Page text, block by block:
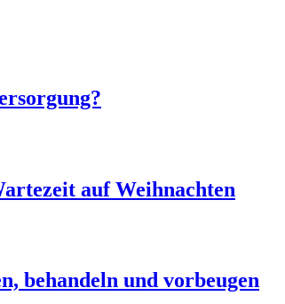
auf Weihnachten
behandeln und vorbeugen